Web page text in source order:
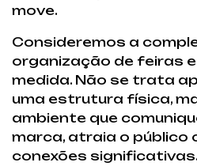
move.
Consideremos a
organização de feiras
medida. Não se trata
uma estrutura física,
ambiente que
marca, atraia o público
conexões significativas.